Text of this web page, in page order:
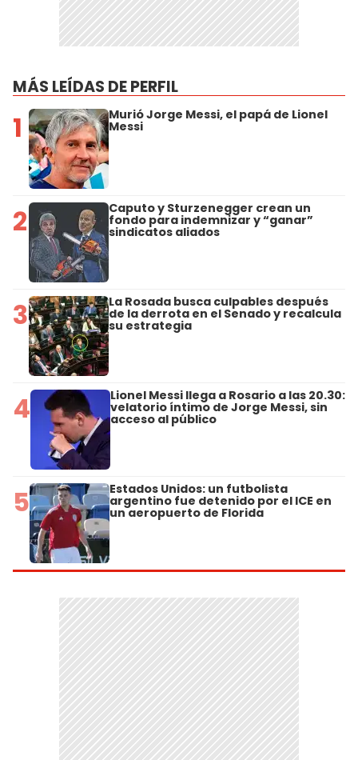
MÁS LEÍDAS DE PERFIL
1 Murió Jorge Messi, el papá de Lionel
Messi
2 Caputo y Sturzenegger crean un
fondo para indemnizar y “ganar”
sindicatos aliados
3 La Rosada busca culpables después
de la derrota en el Senado y recalcula
su estrategia
4 Lionel Messi llega a Rosario a las 20.30:
velatorio íntimo de Jorge Messi, sin
acceso al público
5 Estados Unidos: un futbolista
argentino fue detenido por el ICE en
un aeropuerto de Florida